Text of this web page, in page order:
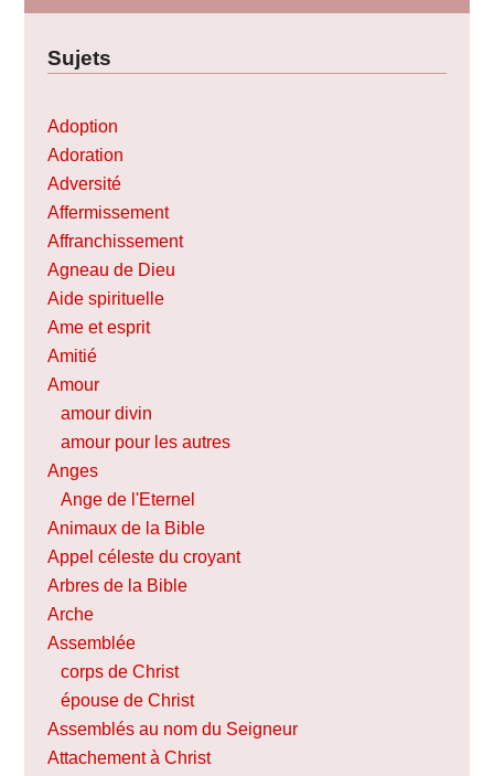
Sujets
Adoption
Adoration
Adversité
Affermissement
Affranchissement
Agneau de Dieu
Aide spirituelle
Ame et esprit
Amitié
Amour
amour divin
amour pour les autres
Anges
Ange de l'Eternel
Animaux de la Bible
Appel céleste du croyant
Arbres de la Bible
Arche
Assemblée
corps de Christ
épouse de Christ
Assemblés au nom du Seigneur
Attachement à Christ